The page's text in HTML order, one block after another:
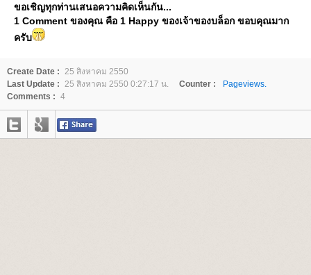
ขอเชิญทุกท่านเสนอความคิดเห็นกัน...
1 Comment ของคุณ คือ 1 Happy ของเจ้าของบล็อก ขอบคุณมาก
ครับ
Create Date : 25 สิงหาคม 2550
Last Update : 25 สิงหาคม 2550 0:27:17 น. Counter :
Pageviews.
Comments : 4